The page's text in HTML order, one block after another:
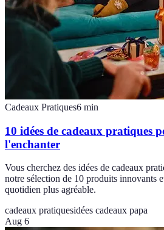
Cadeaux Pratiques6 min
10 idées de cadeaux pratiques
l'enchanter
Vous cherchez des idées de cadeaux
notre sélection de 10 produits innovants
quotidien plus agréable.
cadeaux pratiquesidées cadeaux papa
Aug 6